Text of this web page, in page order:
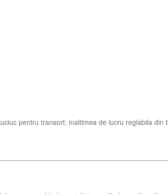
pentru transort; inaltimea de lucru reglabila